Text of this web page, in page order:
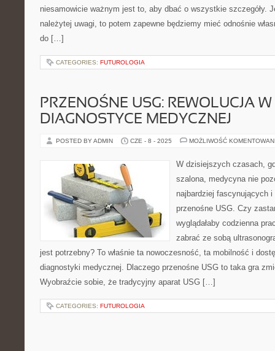
niesamowicie ważnym jest to, aby dbać o wszystkie szczegóły.
należytej uwagi, to potem zapewne będziemy mieć odnośnie
do […]
CATEGORIES: FUTUROLOGIA
PRZENOŚNE USG: REWOLUCJA W
DIAGNOSTYCE MEDYCZNEJ
POSTED BY ADMIN CZE - 8 - 2025 MOŻLIWOŚĆ
W dzisiejszych czasach,
szalona, medycyna nie
najbardziej fascynujących
przenośne USG. Czy
wyglądałaby codzienna
zabrać ze sobą
jest potrzebny? To właśnie ta nowoczesność, ta mobilność i
diagnostyki medycznej. Dlaczego przenośne USG to taka gra
Wyobraźcie sobie, że tradycyjny aparat USG […]
CATEGORIES: FUTUROLOGIA